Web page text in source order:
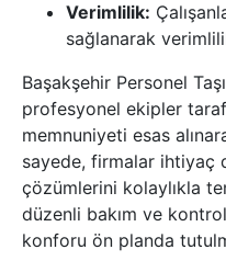
Verimlilik:
sağlanarak
Başakşehir Personel
profesyonel ekipler
memnuniyeti esas
sayede, firmalar ihtiyaç
çözümlerini kolaylıkla
düzenli bakım ve
konforu ön planda